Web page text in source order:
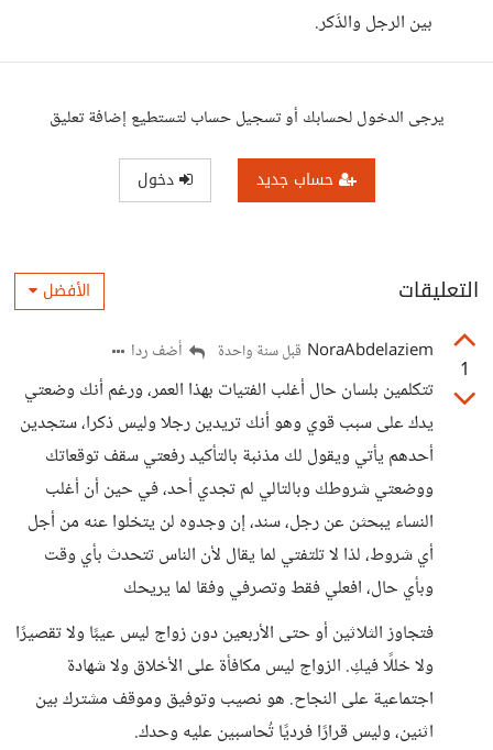
بين الرجل والذَكر.
يرجى الدخول لحسابك أو تسجيل حساب لتستطيع إضافة تعليق
حساب جديد دخول
التعليقات الأفضل
1
NoraAbdelaziem قبل سنة واحدة أضف ردا
تتكلمين بلسان حال أغلب الفتيات بهذا العمر، ورغم أنك وضعتي
يدك على سبب قوي وهو أنك تريدين رجلا وليس ذكرا، ستجدين
أحدهم يأتي ويقول لك مذنبة بالتأكيد رفعتي سقف توقعاتك
ووضعتي شروطك وبالتالي لم تجدي أحد، في حين أن أغلب
النساء يبحثن عن رجل، سند، إن وجدوه لن يتخلوا عنه من أجل
أي شروط، لذا لا تلتفتي لما يقال لأن الناس تتحدث بأي وقت
وبأي حال، افعلي فقط وتصرفي وفقا لما يريحك
فتجاوز الثلاثين أو حتى الأربعين دون زواج ليس عيبًا ولا تقصيرًا
ولا خللًا فيكِ. الزواج ليس مكافأة على الأخلاق ولا شهادة
اجتماعية على النجاح. هو نصيب وتوفيق وموقف مشترك بين
اثنين، وليس قرارًا فرديًا تُحاسبين عليه وحدك.